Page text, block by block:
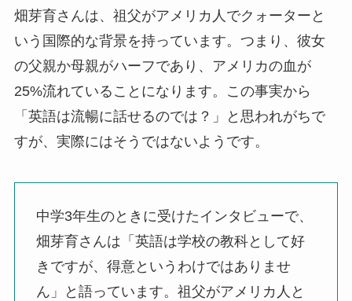
畑芽育さんは、祖父がアメリカ人でクォーターと
いう国際的な背景を持っています。つまり、彼女
の父親か母親がハーフであり、アメリカの血が
25%流れていることになります。この事実から
「英語は流暢に話せるのでは？」と思われがちで
すが、実際にはそうではないようです。
中学3年生のときに受けたインタビューで、
畑芽育さんは「英語は学校の教科として好
きですが、得意というわけではありませ
ん」と語っています。祖父がアメリカ人と